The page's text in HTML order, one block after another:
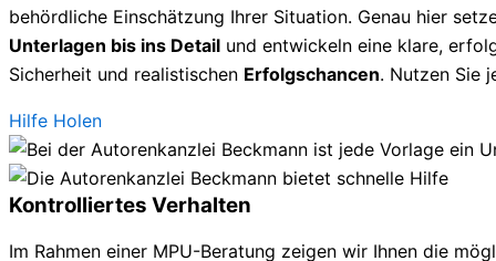
behördliche Einschätzung Ihrer Situation. Genau hier
Unterlagen bis ins Detail und entwickeln eine klare,
Sicherheit und realistischen Erfolgschancen. Nutzen Sie
Hilfe Holen
Kontrolliertes Verhalten
Im Rahmen einer MPU-Beratung zeigen wir Ihnen die